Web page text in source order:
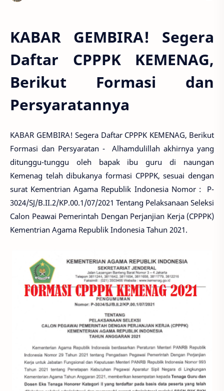
KABAR GEMBIRA! Segera
Daftar CPPPK KEMENAG,
Berikut Formasi dan
Persyaratannya
KABAR GEMBIRA! Segera Daftar CPPPK KEMENAG, Berikut
Formasi dan Persyaratan - Alhamdulillah akhirnya yang
ditunggu-tunggu oleh bapak ibu guru di naungan
Kemenag telah dibukanya formasi CPPPK, sesuai dengan
surat Kementrian Agama Republik Indonesia Nomor : P-
3024/SJ/B.II.2/KP.00.1/07/2021 Tentang Pelaksanaan Seleksi
Calon Peawai Pemerintah Dengan Perjanjian Kerja (CPPPK)
Kementrian Agama Republik Indonesia Tahun 2021.